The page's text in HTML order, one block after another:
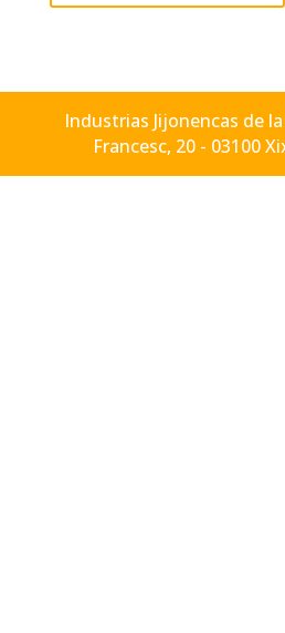
Industrias Jijonencas de
Francesc, 20 - 03100